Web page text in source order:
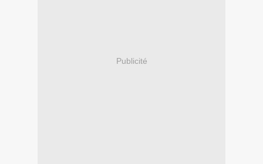
Publicité